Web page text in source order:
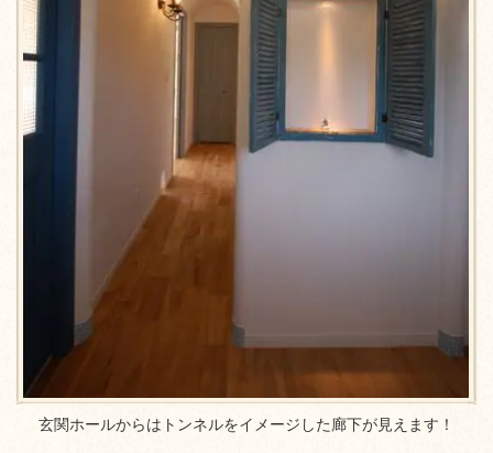
玄関ホールからはトンネルをイメージした廊下が見えます！